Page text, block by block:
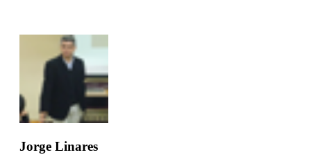
Jorge Linares